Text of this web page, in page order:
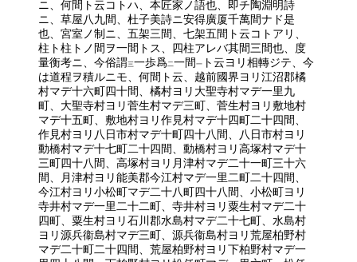
ニ、何間ト云コトハ、本匠家ノ語也、即チ陶淵明詩
ニ、草屋八九間、杜子美詩ニ安得廣厦千萬間ナド是
也、宮室ノ制ニ、五架三間、七架五間ト云コトアリ、
柱ト柱トノ間ヲ一間トス、四柱アレバ其間三間也、度
量衡考ニ、今俗謂三一歩爲二一間一 ト云ヨリ相轉ジテ、今
は道程ヲ積ルニモ、何間ト云、越前國界ヨリ江沼郡橘
村マデ十六町四十間、橘村ヨリ大聖寺村マデ一里九
町、大聖寺村ヨリ菅生村マデ三町、菅生村ヨリ敷地村
マデ十五町、敷地村ヨリ作見村マデ十四町二十四間、
作見村ヨリ八日市村マデ十町四十八間、八日市村ヨリ
動橋村マデ十七町二十四間、動橋村ヨリ高塚村マデ十
三町四十八間、高塚村ヨリ月津村マデ二十一町三十六
間、月津村ヨリ能美郡今江村マデ一里二町二十四間、
今江村ヨリ小松町マデ二十八町四十八間、小松町ヨリ
寺井村マデ一里二十二町、寺井村ヨリ粟生村マデ二十
四町、粟生村ヨリ石川郡水島村マデ二十七町、水島村
ヨリ源兵衞島村マデ三町、源兵衞島村ヨリ荒屋柏野村
マデ二十町二十四間、荒屋柏野村ヨリ下柏野村マデ一